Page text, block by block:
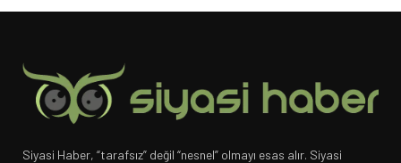
Siyasi Haber, “tarafsız” değil “nesnel” olmayı esas alır. Siyasi